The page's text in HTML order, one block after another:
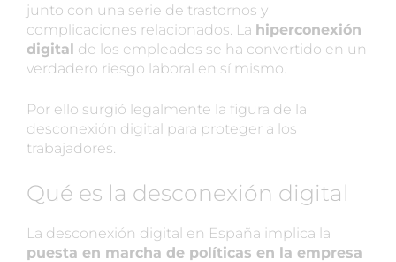
junto con una serie de trastornos y
complicaciones relacionados. La hiperconexión
digital de los empleados se ha convertido en un
verdadero riesgo laboral en sí mismo.
Por ello surgió legalmente la figura de la
desconexión digital para proteger a los
trabajadores.
Qué es la desconexión digital
La desconexión digital en España implica la
puesta en marcha de políticas en la empresa